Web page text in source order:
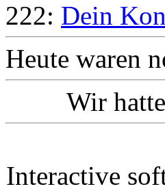
222: Dein
Heute waren
Wir
Interactive